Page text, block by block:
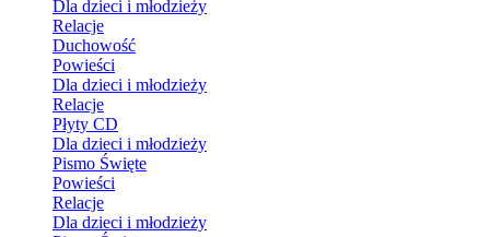
Dla dzieci i młodzieży
Relacje
Duchowość
Powieści
Dla dzieci i młodzieży
Relacje
Płyty CD
Dla dzieci i młodzieży
Pismo Święte
Powieści
Relacje
Dla dzieci i młodzieży